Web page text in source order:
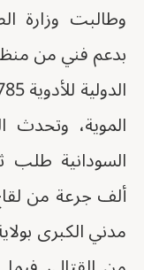
وطالبت وزارة
بدعم فني من
الموية،
ألف جرعة من
مدني الكبرى